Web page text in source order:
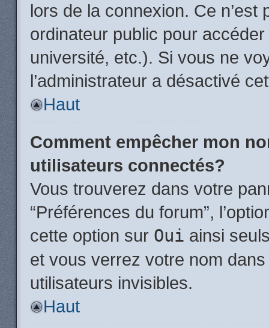
lors de la connexion. Ce
ordinateur public pour
université, etc.). Si vous ne
l’administrateur a désactivé
Haut
Comment empêcher mon
utilisateurs connectés?
Vous trouverez dans votre
“Préférences du forum”,
cette option sur Oui ainsi
et vous verrez votre nom
utilisateurs invisibles.
Haut